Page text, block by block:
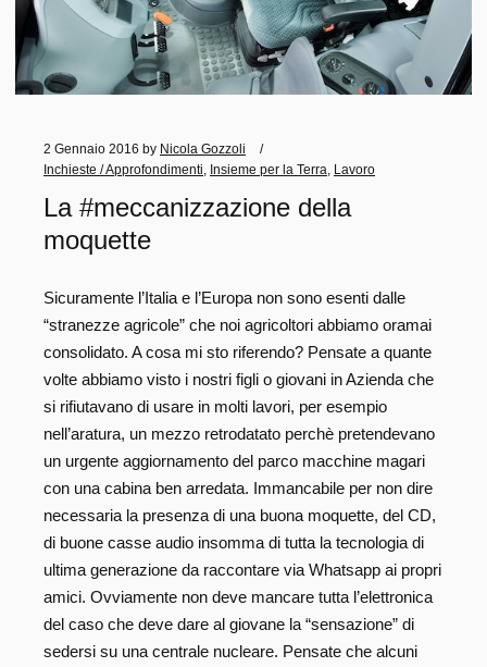
2 Gennaio 2016 by Nicola Gozzoli
Inchieste / Approfondimenti
Insieme per la Terra Lavoro
La #meccanizzazione della
moquette
Sicuramente l’Italia e l’Europa non sono esenti dalle
“stranezze agricole” che noi agricoltori abbiamo oramai
consolidato. A cosa mi sto riferendo? Pensate a quante
volte abbiamo visto i nostri figli o giovani in Azienda che
si rifiutavano di usare in molti lavori, per esempio
nell’aratura, un mezzo retrodatato perchè pretendevano
un urgente aggiornamento del parco macchine magari
con una cabina ben arredata. Immancabile per non dire
necessaria la presenza di una buona moquette, del CD,
di buone casse audio insomma di tutta la tecnologia di
ultima generazione da raccontare via Whatsapp ai propri
amici. Ovviamente non deve mancare tutta l’elettronica
del caso che deve dare al giovane la “sensazione” di
sedersi su una centrale nucleare. Pensate che alcuni